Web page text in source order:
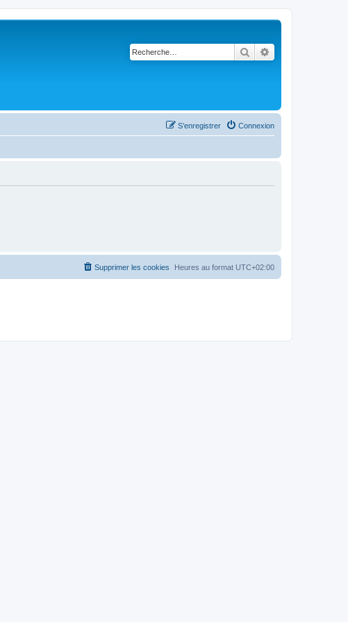
Rechercher
Connexion
S’enregistrer
Heures au format UTC+02:00
Supprimer les cookies